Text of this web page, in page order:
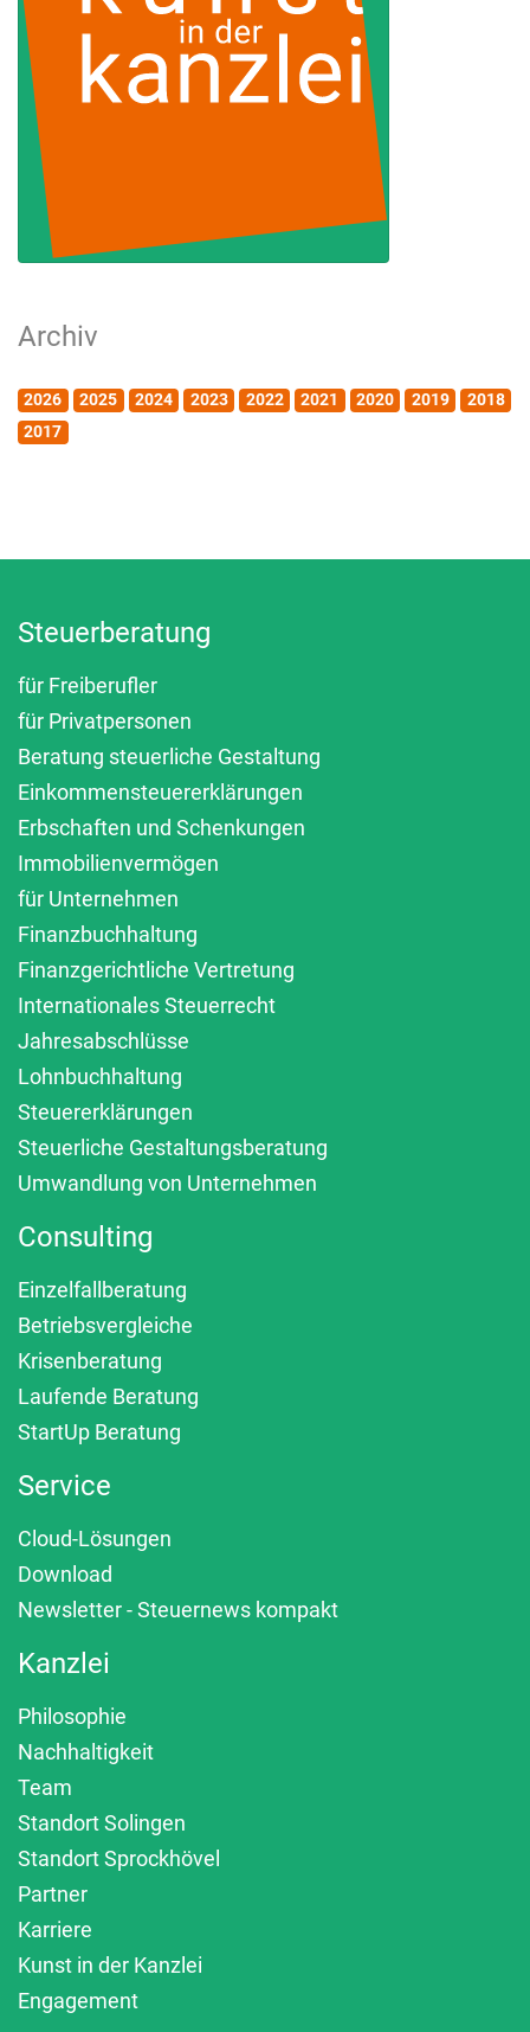
Archiv
2026 2025 2024 2023 2022 2021 2020 2019
2018
2017
Steuerberatung
für Freiberufler
für Privatpersonen
Beratung steuerliche Gestaltung
Einkommensteuererklärungen
Erbschaften und Schenkungen
Immobilienvermögen
für Unternehmen
Finanzbuchhaltung
Finanzgerichtliche Vertretung
Internationales Steuerrecht
Jahresabschlüsse
Lohnbuchhaltung
Steuererklärungen
Steuerliche Gestaltungsberatung
Umwandlung von Unternehmen
Consulting
Einzelfallberatung
Betriebsvergleiche
Krisenberatung
Laufende Beratung
StartUp Beratung
Service
Cloud-Lösungen
Download
Newsletter - Steuernews kompakt
Kanzlei
Philosophie
Nachhaltigkeit
Team
Standort Solingen
Standort Sprockhövel
Partner
Karriere
Kunst in der Kanzlei
Engagement